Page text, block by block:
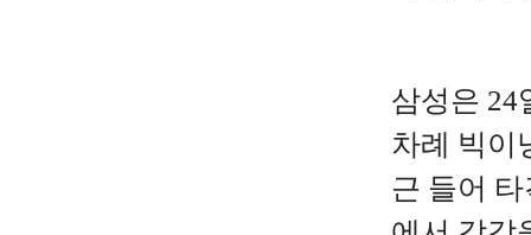
삼성은 24
차례 빅이
근 들어